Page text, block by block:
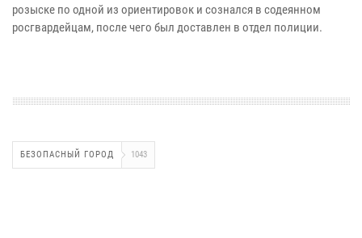
розыске по одной из ориентировок и сознался в содеянном
росгвардейцам, после чего был доставлен в отдел полиции.
БЕЗОПАСНЫЙ ГОРОД 1043